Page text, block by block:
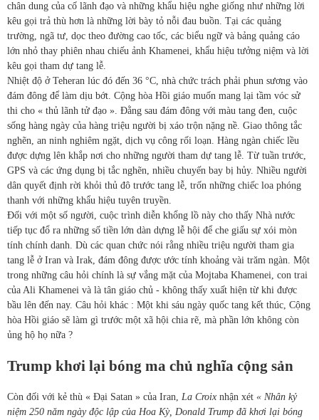
chân dung của cố lãnh đạo và những khẩu hiệu nghe giống như những lời
kêu gọi trả thù hơn là những lời bày tỏ nỗi đau buồn. Tại các quảng
trường, ngã tư, dọc theo đường cao tốc, các biểu ngữ và bảng quảng cáo
lớn nhỏ thay phiên nhau chiếu ảnh Khamenei, khẩu hiệu tưởng niệm và lời
kêu gọi tham dự tang lễ.
Nhiệt độ ở Teheran lúc đó đến 36 °C, nhà chức trách phải phun sương vào
đám đông để làm dịu bớt. Cộng hòa Hồi giáo muốn mang lại tầm vóc sử
thi cho « thủ lãnh tử đạo ». Đằng sau đám đông với màu tang đen, cuộc
sống hàng ngày của hàng triệu người bị xáo trộn nặng nề. Giao thông tắc
nghẽn, an ninh nghiêm ngặt, dịch vụ công rối loạn. Hàng ngàn chiếc lều
được dựng lên khắp nơi cho những người tham dự tang lễ. Từ tuần trước,
GPS và các ứng dụng bị tắc nghẽn, nhiều chuyến bay bị hủy. Nhiều người
dân quyết định rời khỏi thủ đô trước tang lễ, trốn những chiếc loa phóng
thanh với những khẩu hiệu tuyên truyền.
Đối với một số người, cuộc trình diễn khổng lồ này cho thấy Nhà nước
tiếp tục đổ ra những số tiền lớn dàn dựng lễ hội để che giấu sự xói mòn
tính chính danh. Dù các quan chức nói rằng nhiều triệu người tham gia
tang lễ ở Iran và Irak, đám đông được ước tính khoảng vài trăm ngàn. Một
trong những câu hỏi chính là sự vắng mặt của Mojtaba Khamenei, con trai
của Ali Khamenei và là tân giáo chủ - không thấy xuất hiện từ khi được
bầu lên đến nay. Câu hỏi khác : Một khi sáu ngày quốc tang kết thúc, Cộng
hòa Hồi giáo sẽ làm gì trước một xã hội chia rẽ, mà phần lớn không còn
ủng hộ họ nữa ?
Trump khơi lại bóng ma chủ nghĩa cộng sản
Còn đối với kẻ thù « Đại Satan » của Iran, La Croix nhận xét « Nhân kỷ
niệm 250 năm ngày độc lập của Hoa Kỳ, Donald Trump đã khơi lại bóng